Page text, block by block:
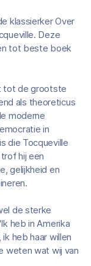
klassierker Over
Deze
tot beste boek
tot de grootste
als theoreticus
moderne
in
die Tocqueville
hij een
gelijkheid en
de sterke
heb in Amerika
heb haar willen
weten wat wij van